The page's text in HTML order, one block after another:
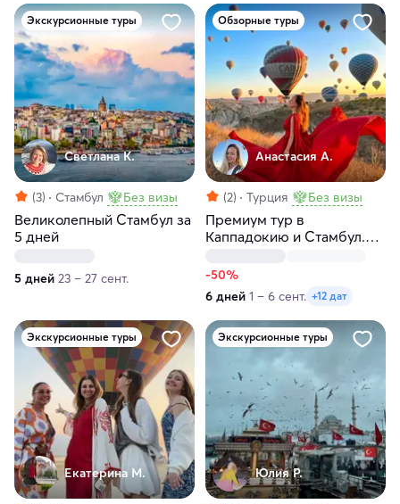
Экскурсионные туры
Светлана К.
(3) Стамбул Без визы
Великолепный Стамбул за
5 дней
5 дней 23 – 27 сент.
Обзорные туры
Анастасия А.
(2) Турция Без визы
Премиум тур в
Каппадокию и Стамбул.
Босфоре
-50%
6 дней 1 – 6 сент. +12 дат
Экскурсионные туры
Екатерина М.
Экскурсионные туры
Юлия Р.